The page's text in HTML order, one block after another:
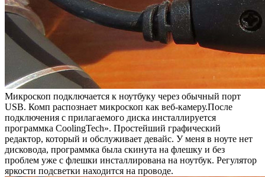
Микроскоп подключается к ноутбуку через обычный порт
USB. Комп распознает микроскоп как веб-камеру.После
подключения с прилагаемого диска инсталлируется
программка CoolingTech». Простейший графический
редактор, который и обслуживает девайс. У меня в ноуте нет
дисковода, программка была скинута на флешку и без
проблем уже с флешки инсталлирована на ноутбук. Регулятор
яркости подсветки находится на проводе.